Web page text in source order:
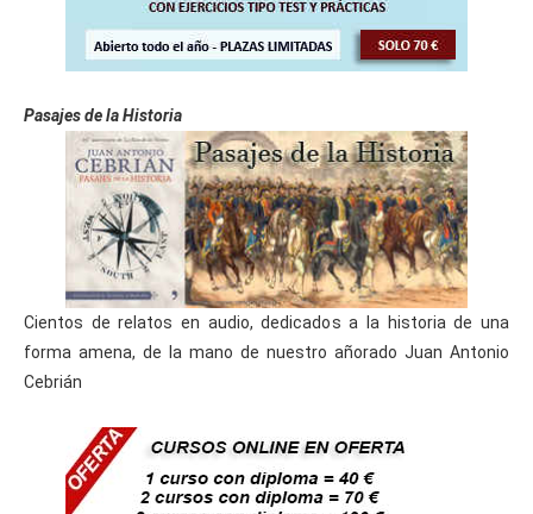
Pasajes de la Historia
Cientos de relatos en audio, dedicados a la historia de una
forma amena, de la mano de nuestro añorado Juan Antonio
Cebrián